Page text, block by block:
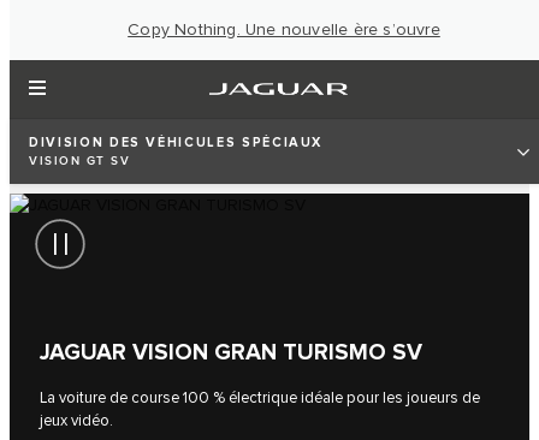
Copy Nothing. Une nouvelle ère s’ouvre
DIVISION DES VÉHICULES SPÉCIAUX
VISION GT SV
JAGUAR VISION GRAN TURISMO SV
La voiture de course 100 % électrique idéale pour les joueurs de
jeux vidéo.